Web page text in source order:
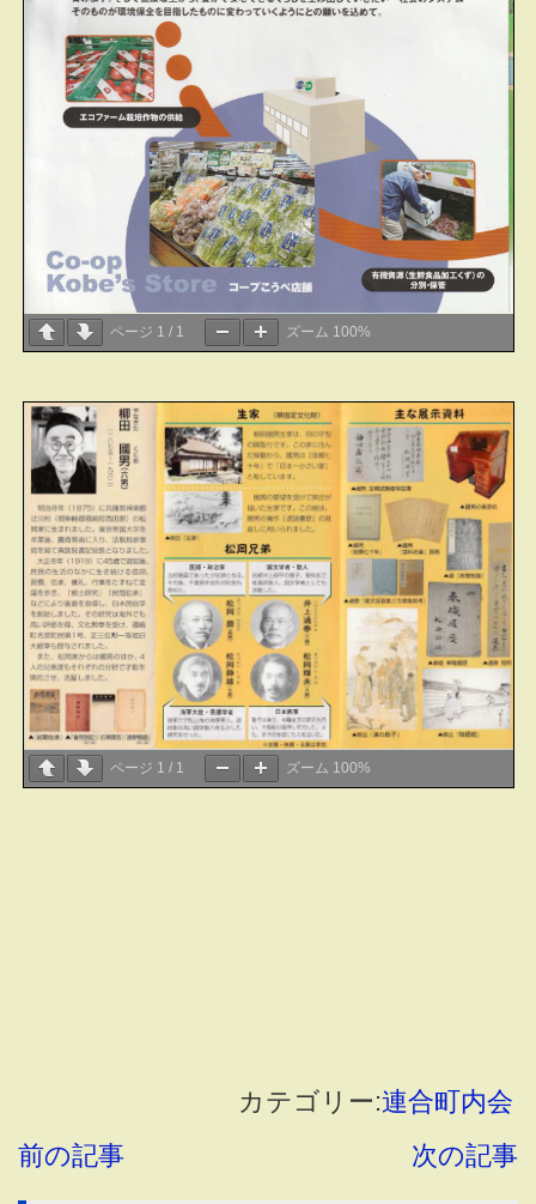
ページ 1 / 1 ズーム 100%
ページ 1 / 1 ズーム 100%
カテゴリー:連合町内会
前の記事
次の記事